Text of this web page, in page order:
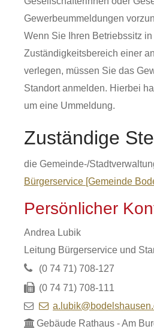
Gewerbeummeldungen
Wenn Sie Ihren Betriebssitz in
Zuständigkeitsbereich einer
verlegen, müssen Sie das
Standort anmelden. Hierbei
um eine Ummeldung.
Zuständige
die Gemeinde-/
Bürgerservice [Gemeinde
Persönlicher
Andrea Lubik
Leitung Bürgerservice und
(0 74 71) 708-127
(0 74 71) 708-111
Gebäude Rathaus - Am